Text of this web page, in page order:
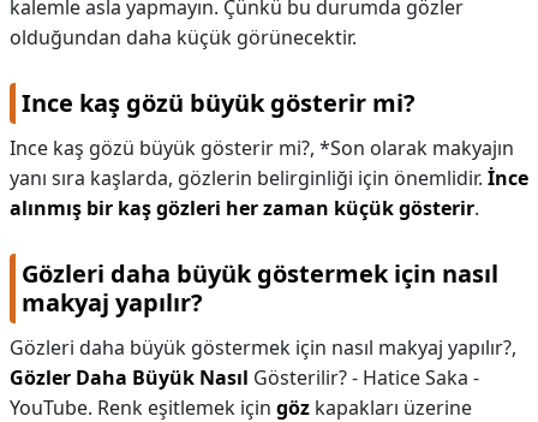
kalemle asla yapmayın. Çünkü bu durumda gözler
olduğundan daha küçük görünecektir.
Ince kaş gözü büyük gösterir mi?
Ince kaş gözü büyük gösterir mi?, *Son olarak makyajın
yanı sıra kaşlarda, gözlerin belirginliği için önemlidir. İnce
alınmış bir kaş gözleri her zaman küçük gösterir.
Gözleri daha büyük göstermek için nasıl
makyaj yapılır?
Gözleri daha büyük göstermek için nasıl makyaj yapılır?,
Gözler Daha Büyük Nasıl Gösterilir? - Hatice Saka -
YouTube. Renk eşitlemek için göz kapakları üzerine